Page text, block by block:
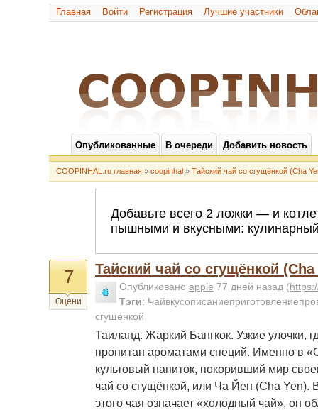
Главная Войти Регистрация Лучшие участники
Опубликованные В очереди Добавить новость
COOPINHAL.ru главная » coopinhal » Тайский чай со сгущёнкой (Cha
7
Оцени
Тайский чай со сгущёнкой (Cha
Опубликовано apple 77 дней назад (
Тэги:
сгущёнкой
Таиланд. Жаркий Бангкок. Узкие улочки,
пропитан ароматами специй. Именно в
культовый напиток, покоривший мир
чай со сгущёнкой, или Ча Йен (Cha Yen).
этого чая означает «холодный чай», он